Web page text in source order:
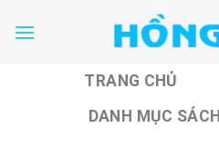
TRANG CHỦ
DANH MỤC SÁCH